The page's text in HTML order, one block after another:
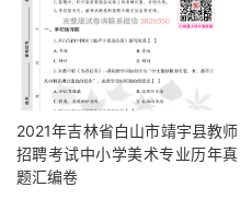
2021年吉林省白山市靖宇县教师
招聘考试中小学美术专业历年真
题汇编卷